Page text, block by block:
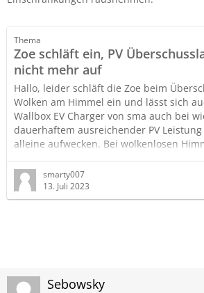
Thema
Zoe schläft ein, PV
nicht mehr auf
Hallo, leider schläft die Zoe beim
Wolken am Himmel ein und lässt sich
Wallbox EV Charger von sma auch bei
dauerhaftem ausreichender PV
alleine aufwecken. Bei wolkenlosen
Laden.
Die Werkstatt meinte, das ein Aufwecken
Wallbox bei der Zoe nicht vorgesehen sei.
Gibt es hier im Forum Zoes, die wieder
smarty007
13. Juli 2023
Sebowsky